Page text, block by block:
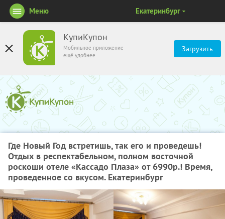
КупиКупон
Мобильное приложение
ещё удобнее
Загрузить
Меню Екатеринбург
Где Новый Год встретишь, так его и проведешь!
Отдых в респектабельном, полном восточной
роскоши отеле «Кассадо Плаза» от 6990р.! Время,
проведенное со вкусом. Екатеринбург